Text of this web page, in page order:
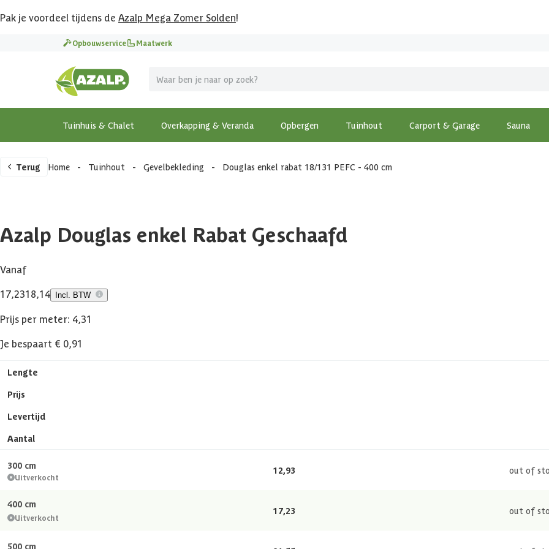
Pak je voordeel tijdens de Azalp Mega Zomer Solden!
Opbouwservice Maatwerk
Tuinhuis & Chalet Overkapping & Veranda Opbergen Tuinhout Carport & Garage Sauna
Terug Home - Tuinhout - Gevelbekleding - Douglas enkel rabat 18/131 PEFC - 400 cm
Azalp Douglas enkel Rabat Geschaafd
Vanaf
17,2318,14 Incl. BTW
Prijs per meter: 4,31
Je bespaart € 0,91
Lengte
Prijs
Levertijd
Aantal
300 cm
Uitverkocht
out of
12,93
400 cm
Uitverkocht
out of
17,23
500 cm